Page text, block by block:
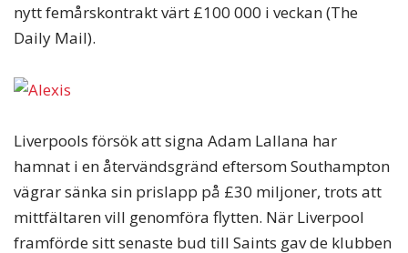
nytt femårskontrakt värt £100 000 i veckan (The
Daily Mail).
Liverpools försök att signa Adam Lallana har
hamnat i en återvändsgränd eftersom Southampton
vägrar sänka sin prislapp på £30 miljoner, trots att
mittfältaren vill genomföra flytten. När Liverpool
framförde sitt senaste bud till Saints gav de klubben